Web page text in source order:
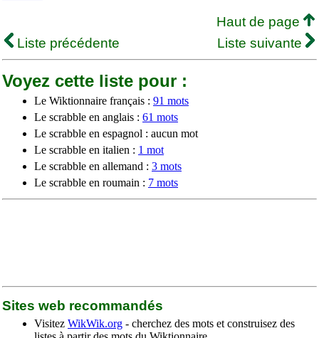
Haut de page
Liste précédente
Liste suivante
Voyez cette liste pour :
Le Wiktionnaire français : 91 mots
Le scrabble en anglais : 61 mots
Le scrabble en espagnol : aucun mot
Le scrabble en italien : 1 mot
Le scrabble en allemand : 3 mots
Le scrabble en roumain : 7 mots
Sites web recommandés
Visitez WikWik.org - cherchez des mots et construisez des